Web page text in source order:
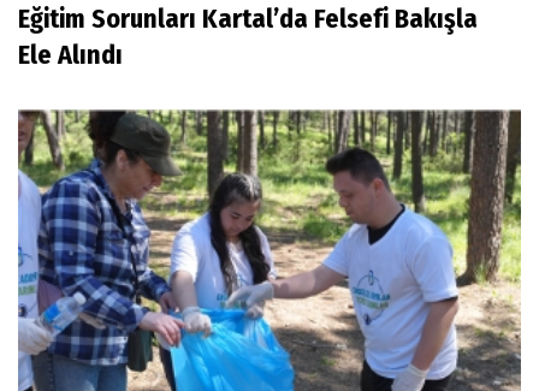
Eğitim Sorunları Kartal’da Felsefi Bakışla
Ele Alındı